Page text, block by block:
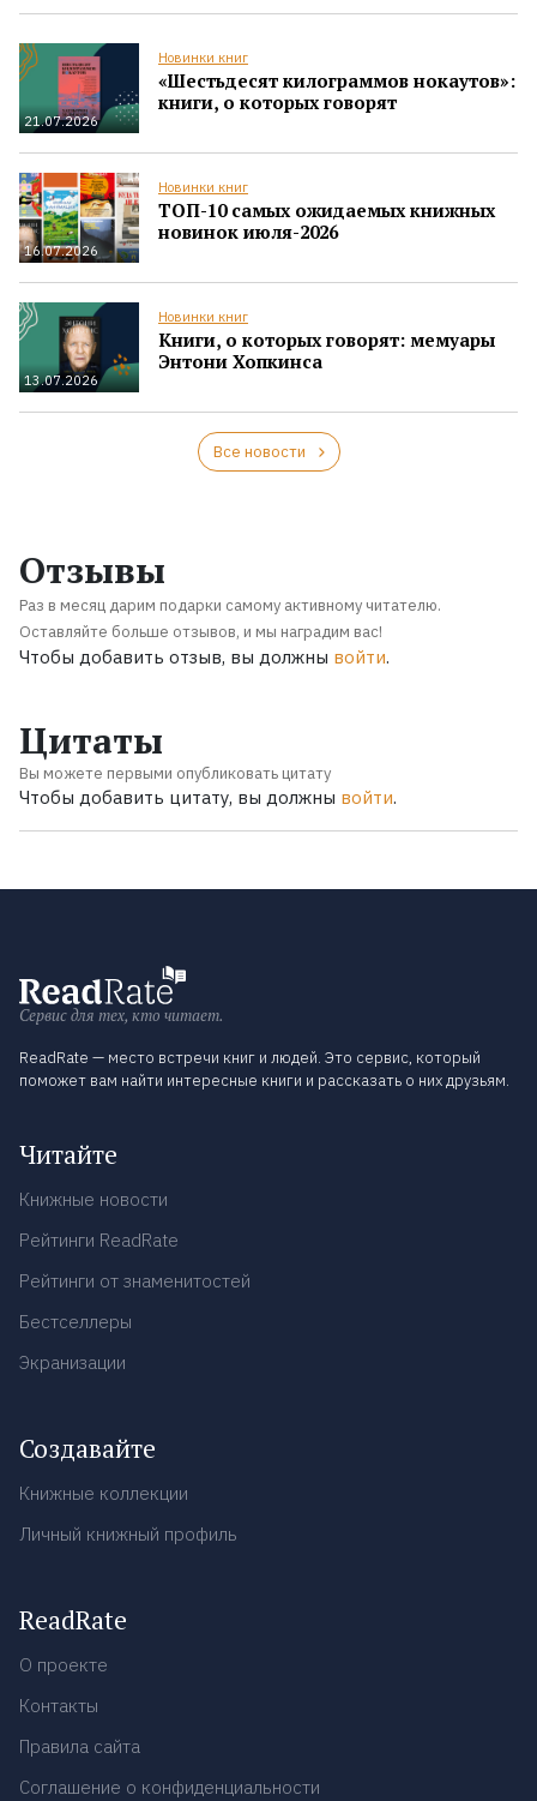
21.07.2026
Новинки книг
«Шестьдесят килограммов нокаутов»:
книги, о которых говорят
16.07.2026
Новинки книг
ТОП-10 самых ожидаемых книжных
новинок июля-2026
13.07.2026
Новинки книг
Книги, о которых говорят: мемуары
Энтони Хопкинса
Все новости
Отзывы
Раз в месяц дарим подарки самому активному читателю.
Оставляйте больше отзывов, и мы наградим вас!
Чтобы добавить отзыв, вы должны войти.
Цитаты
Вы можете первыми опубликовать цитату
Чтобы добавить цитату, вы должны войти.
Сервис для тех, кто читает.
ReadRate — место встречи книг и людей. Это сервис, который
поможет вам найти интересные книги и рассказать о них друзьям.
Читайте
Книжные новости
Рейтинги ReadRate
Рейтинги от знаменитостей
Бестселлеры
Экранизации
Создавайте
Книжные коллекции
Личный книжный профиль
ReadRate
О проекте
Контакты
Правила сайта
Соглашение о конфиденциальности